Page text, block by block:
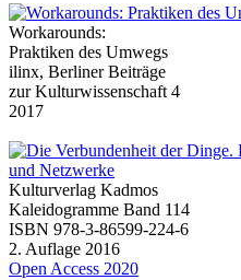
Workarounds:
Praktiken des Umwegs
ilinx, Berliner Beiträge
zur Kulturwissenschaft 4
2017
Kulturverlag Kadmos
Kaleidogramme Band 114
ISBN 978-3-86599-224-6
2. Auflage 2016
Open Access 2020